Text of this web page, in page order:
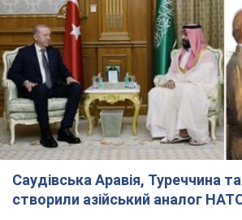
Саудівська Аравія, Туреччина
створили азійський аналог